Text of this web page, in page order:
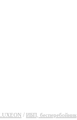
/ ИБП, бесперебойник